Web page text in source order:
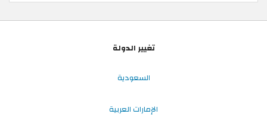
تغيير الدولة
السعودية
الإمارات العربية